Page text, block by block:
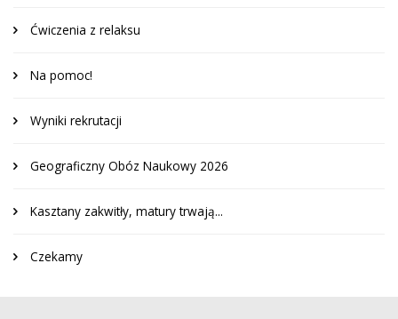
Ćwiczenia z relaksu
Na pomoc!
Wyniki rekrutacji
Geograficzny Obóz Naukowy 2026
Kasztany zakwitły, matury trwają...
Czekamy